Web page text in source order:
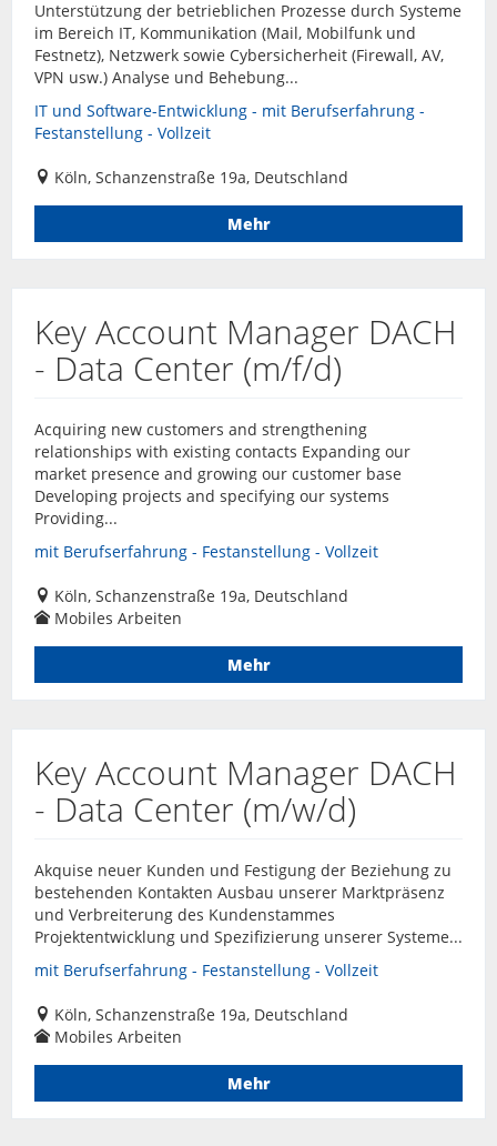
Unterstützung der betrieblichen Prozesse durch Systeme
im Bereich IT, Kommunikation (Mail, Mobilfunk und
Festnetz), Netzwerk sowie Cybersicherheit (Firewall, AV,
VPN usw.) Analyse und Behebung...
IT und Software-Entwicklung - mit Berufserfahrung -
Festanstellung - Vollzeit
Köln, Schanzenstraße 19a, Deutschland
Mehr
Key Account Manager DACH
- Data Center (m/f/d)
Acquiring new customers and strengthening
relationships with existing contacts Expanding our
market presence and growing our customer base
Developing projects and specifying our systems
Providing...
mit Berufserfahrung - Festanstellung - Vollzeit
Köln, Schanzenstraße 19a, Deutschland
Mobiles Arbeiten
Mehr
Key Account Manager DACH
- Data Center (m/w/d)
Akquise neuer Kunden und Festigung der Beziehung zu
bestehenden Kontakten Ausbau unserer Marktpräsenz
und Verbreiterung des Kundenstammes
Projektentwicklung und Spezifizierung unserer Systeme...
mit Berufserfahrung - Festanstellung - Vollzeit
Köln, Schanzenstraße 19a, Deutschland
Mobiles Arbeiten
Mehr